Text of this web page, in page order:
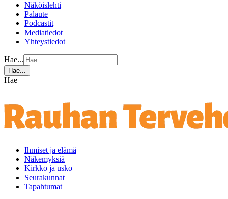
Näköislehti
Palaute
Podcastit
Mediatiedot
Yhteystiedot
Hae...
Hae...
Hae
Ihmiset ja elämä
Näkemyksiä
Kirkko ja usko
Seurakunnat
Tapahtumat